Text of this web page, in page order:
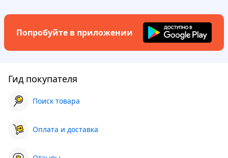
Попробуйте в приложении
Гид покупателя
Поиск товара
Оплата и доставка